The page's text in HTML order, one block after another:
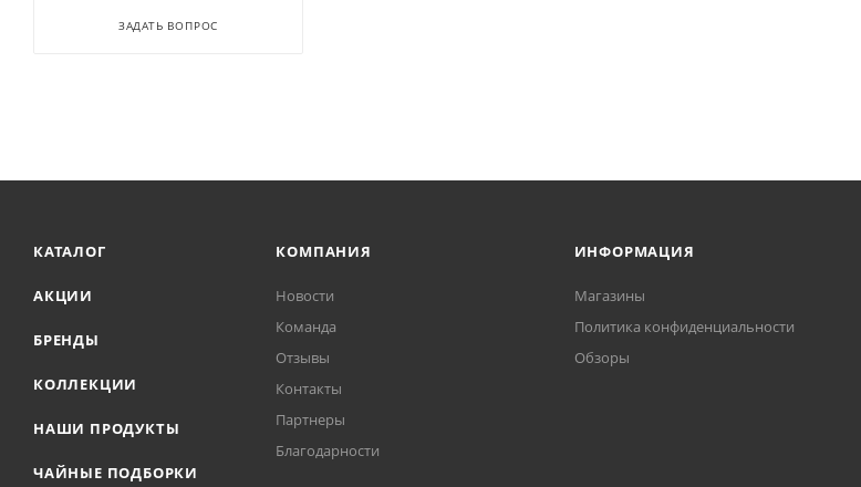
ЗАДАТЬ ВОПРОС
КАТАЛОГ
АКЦИИ
БРЕНДЫ
КОЛЛЕКЦИИ
НАШИ ПРОДУКТЫ
ЧАЙНЫЕ ПОДБОРКИ
КОМПАНИЯ
Новости
Команда
Отзывы
Контакты
Партнеры
Благодарности
ИНФОРМАЦИЯ
Магазины
Политика конфиденциальности
Обзоры